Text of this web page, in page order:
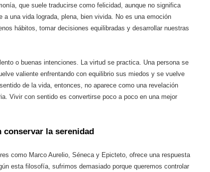
que suele traducirse como felicidad, aunque no significa
una vida lograda, plena, bien vivida. No es una emoción
hábitos, tomar decisiones equilibradas y desarrollar nuestras
o buenas intenciones. La virtud se practica. Una persona se
valiente enfrentando con equilibrio sus miedos y se vuelve
de la vida, entonces, no aparece como una revelación
Vivir con sentido es convertirse poco a poco en una mejor
la serenidad
como Marco Aurelio, Séneca y Epicteto, ofrece una respuesta
esta filosofía, sufrimos demasiado porque queremos controlar